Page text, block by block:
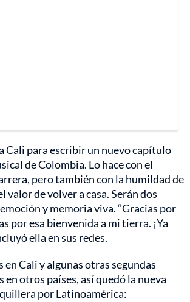
Cali para escribir un nuevo capítulo
de Colombia. Lo hace con el
pero también con la humildad de
valor de volver a casa. Serán dos
y memoria viva. “Gracias por
por esa bienvenida a mi tierra. ¡Ya
ella en sus redes.
en Cali y algunas otras segundas
en otros países, así quedó la nueva
por Latinoamérica: